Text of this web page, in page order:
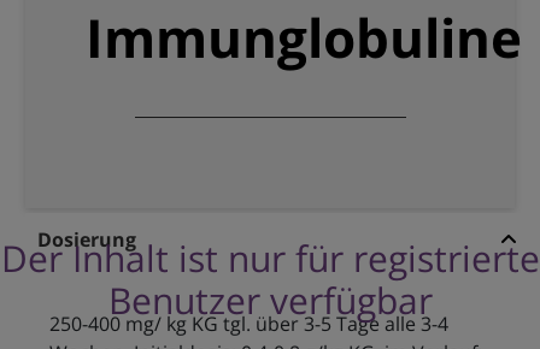
Immunglobuline
Der Inhalt ist nur für registrierte
Benutzer verfügbar
Dosierung
250-400 mg/ kg KG tgl. über 3-5 Tage alle 3-4